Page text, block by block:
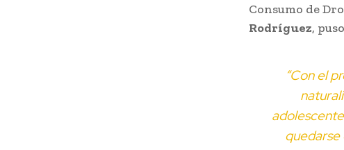
Consumo de
Rodríguez,
“Con el
quedarse